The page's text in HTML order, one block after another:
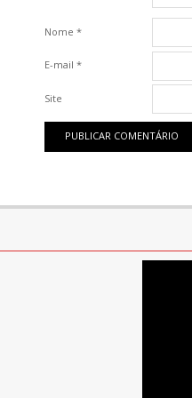
Nome *
E-mail *
Site